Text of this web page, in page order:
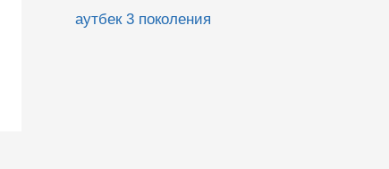
аутбек 3 поколения